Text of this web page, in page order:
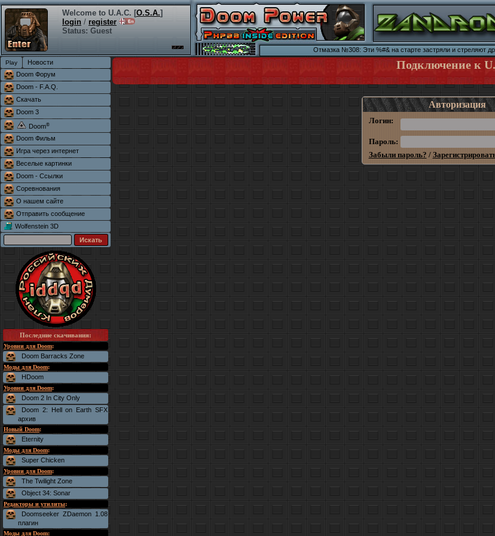
Welcome to U.A.C. [O.S.A.]
login / register
Status: Guest
Отмазка №308: Эти %#& на старте застряли и стреляют
Новости
Doom Форум
Doom - F.A.Q.
Скачать
Doom 3
Doom®
Doom Фильм
Игра через интернет
Веселые картинки
Doom - Ссылки
Соревнования
О нашем сайте
Отправить сообщение
Wolfenstein 3D
Последние скачивания:
Уровни для Doom:
Doom Barracks Zone
Моды для Doom:
HDoom
Уровни для Doom:
Doom 2 In City Only
Doom 2: Hell on Earth SFX
архив
Новый Doom:
Eternity
Моды для Doom:
Super Chicken
Уровни для Doom:
The Twilight Zone
Object 34: Sonar
Редакторы и утилиты:
Doomseeker ZDaemon 1.08
плагин
Моды для Doom:
Подключение к
Авторизация
Логин:
Пароль:
Забыли пароль? /